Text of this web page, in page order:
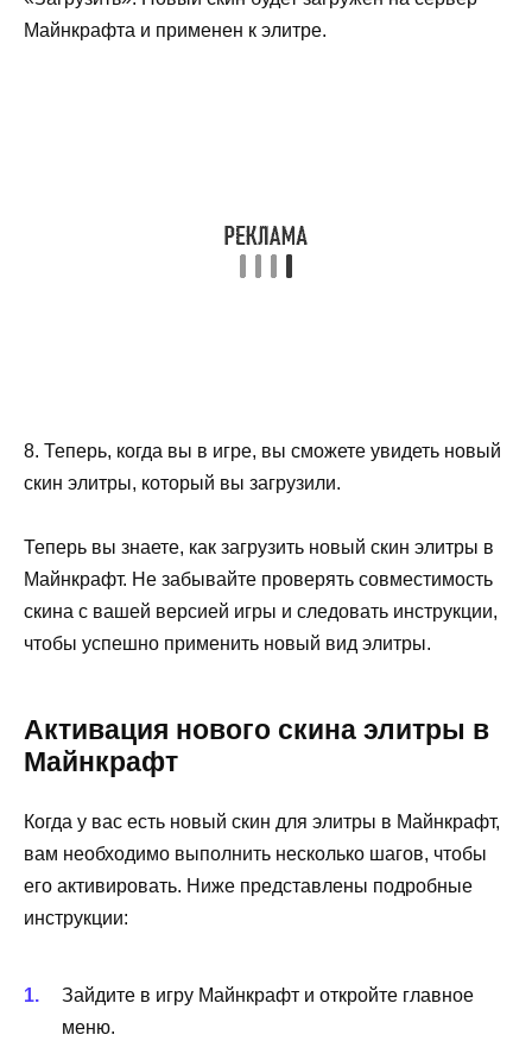
Майнкрафта и применен к элитре.
8. Теперь, когда вы в игре, вы сможете увидеть новый
скин элитры, который вы загрузили.
Теперь вы знаете, как загрузить новый скин элитры в
Майнкрафт. Не забывайте проверять совместимость
скина с вашей версией игры и следовать инструкции,
чтобы успешно применить новый вид элитры.
Активация нового скина элитры в
Майнкрафт
Когда у вас есть новый скин для элитры в Майнкрафт,
вам необходимо выполнить несколько шагов, чтобы
его активировать. Ниже представлены подробные
инструкции:
Зайдите в игру Майнкрафт и откройте главное
меню.